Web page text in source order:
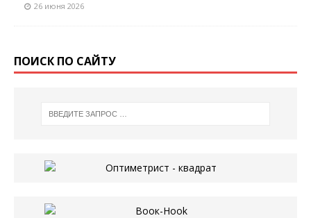
26 июня 2026
ПОИСК ПО САЙТУ